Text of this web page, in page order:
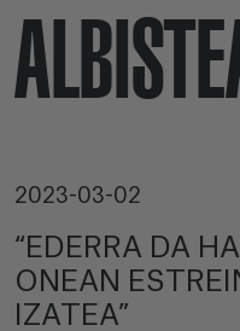
2023-03-02
“EDERRA DA
ONEAN
IZATEA”